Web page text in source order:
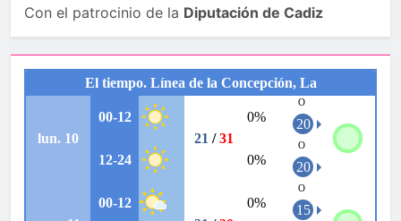
Con el patrocinio de la Diputación de Cadiz